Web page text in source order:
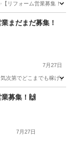
リフォーム営業募集！
まだまだ募集！
7月27日
次第でどこまでも稼げ
募集！🙌
7月27日